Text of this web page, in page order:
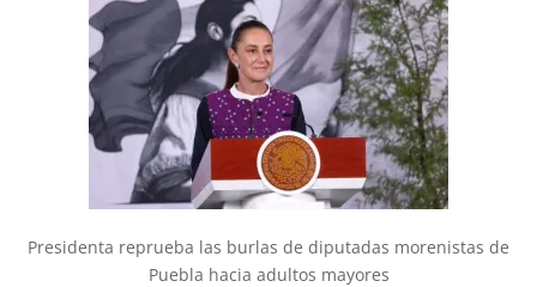
Presidenta reprueba las burlas de diputadas morenistas de
Puebla hacia adultos mayores